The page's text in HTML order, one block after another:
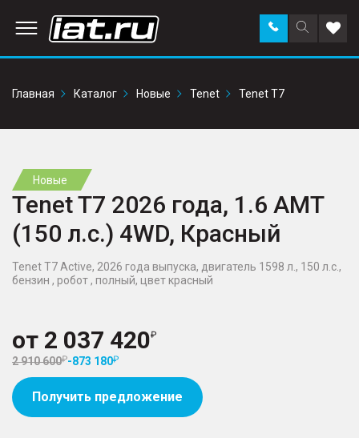
Поиск
по
Заказать
звонок в
Главная
Каталог Новые Tenet Tenet T7
Новые
Tenet T7 2026 года, 1.6 AMT
(150 л.с.) 4WD, Красный
Tenet T7 Active, 2026 года выпуска, двигатель 1598 л., 150 л.с.,
бензин , робот , полный, цвет красный
от 2 037 420
2 910 600 -873 180
Получить предложение